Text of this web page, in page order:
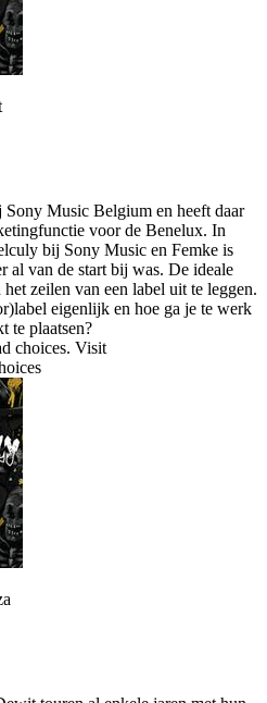
Music Belgium en heeft daar
voor de Benelux. In
bij Sony Music en Femke is
al van de start bij was. De ideale
zeilen van een label uit te leggen.
eigenlijk en hoe ga je te werk
te plaatsen?
choices. Visit